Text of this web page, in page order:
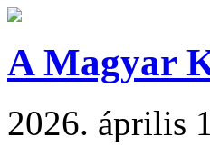
A Magyar
2026. április